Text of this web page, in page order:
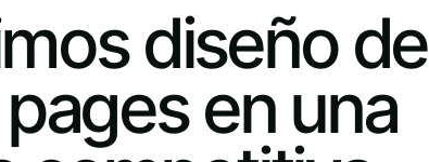
diseño de
en una